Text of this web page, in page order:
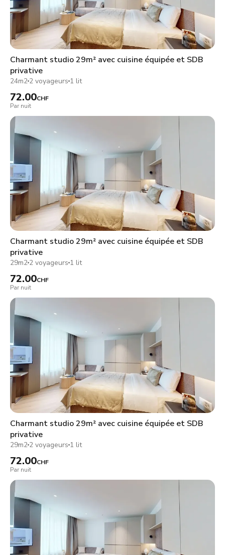
Charmant studio 29m² avec cuisine équipée et SDB
privative
24m2 2 voyageurs 1 lit
72.00CHF
Par nuit
Charmant studio 29m² avec cuisine équipée et SDB
privative
29m2 2 voyageurs 1 lit
72.00CHF
Par nuit
Charmant studio 29m² avec cuisine équipée et SDB
privative
29m2 2 voyageurs 1 lit
72.00CHF
Par nuit